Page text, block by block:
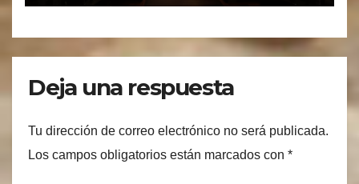
Deja una respuesta
Tu dirección de correo electrónico no será publicada.
Los campos obligatorios están marcados con *